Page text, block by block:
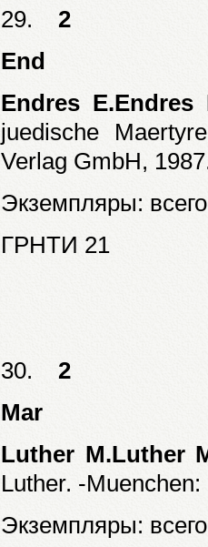
29. 2
End
Endres E.Endres
juedische
Verlag GmbH,
Экземпляры:
ГРНТИ 21
30. 2
Mar
Luther M.Luther
Luther. -
Экземпляры: